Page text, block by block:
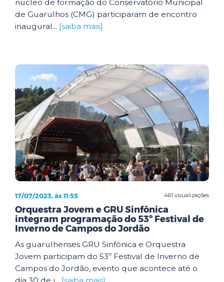
núcleo de formação do Conservatório Municipal
de Guarulhos (CMG) participaram de encontro
inaugural... [saiba mais]
461 visualizações
17/07/2023, às 11:55
Orquestra Jovem e GRU Sinfônica
integram programação do 53º Festival de
Inverno de Campos do Jordão
As guarulhenses GRU Sinfônica e Orquestra
Jovem participam do 53º Festival de Inverno de
Campos do Jordão, evento que acontece até o
dia 30 de j... [saiba mais]